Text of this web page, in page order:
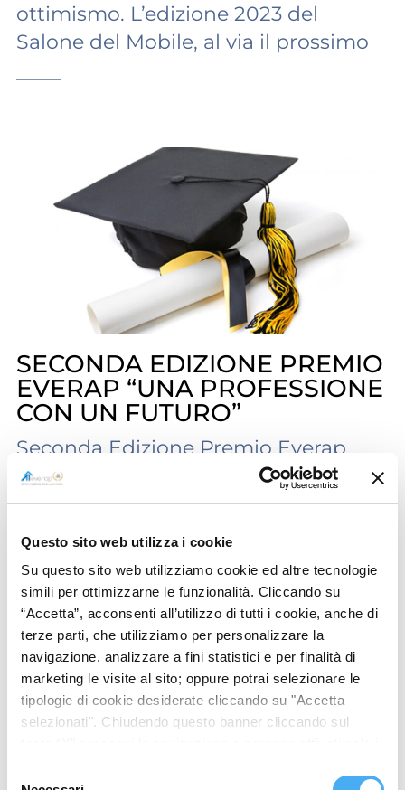
Questo sito web utilizza i cookie
Su questo sito web utilizziamo cookie ed altre tecnologie
simili per ottimizzarne le funzionalità. Cliccando su
“Accetta”, acconsenti all’utilizzo di tutti i cookie, anche di
terze parti, che utilizziamo per personalizzare la
navigazione, analizzare a fini statistici e per finalità di
marketing le visite al sito; oppure potrai selezionare le
tipologie di cookie desiderate cliccando su "Accetta
selezionati". Chiudendo questo banner cliccando sul
modificare le tue preferenze in ogni momento mediante il
ottimismo. L’edizione 2023 del
Salone del Mobile, al via il prossimo
——
SECONDA EDIZIONE PREMIO
EVERAP “UNA PROFESSIONE
CON UN FUTURO”
Seconda Edizione Premio Everap
SpA “UNA PROFESSIONE CON UN
FUTURO” per Tesi di Laurea relative
all’Economia e alla Professione
dell’Agente di Commercio – Anno
2023 EVERAP S.p.A., con sede in
Oriago di Mira (VE), Società operante
da più di trent’anni nella Ricerca e
Selezione di Personale di Vendita,
indice il
——